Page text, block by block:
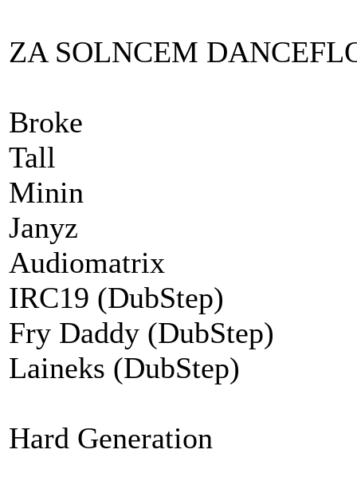
ZA SOLNCEM
Broke
Tall
Minin
Janyz
Audiomatrix
IRC19 (DubStep)
Fry Daddy (DubStep)
Laineks (DubStep)
Hard Generation